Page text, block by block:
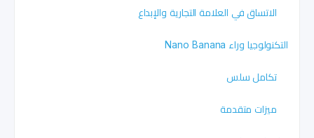
الاتساق في العلامة التجارية والإبداع
التكنولوجيا وراء Nano Banana
تكامل سلس
ميزات متقدمة